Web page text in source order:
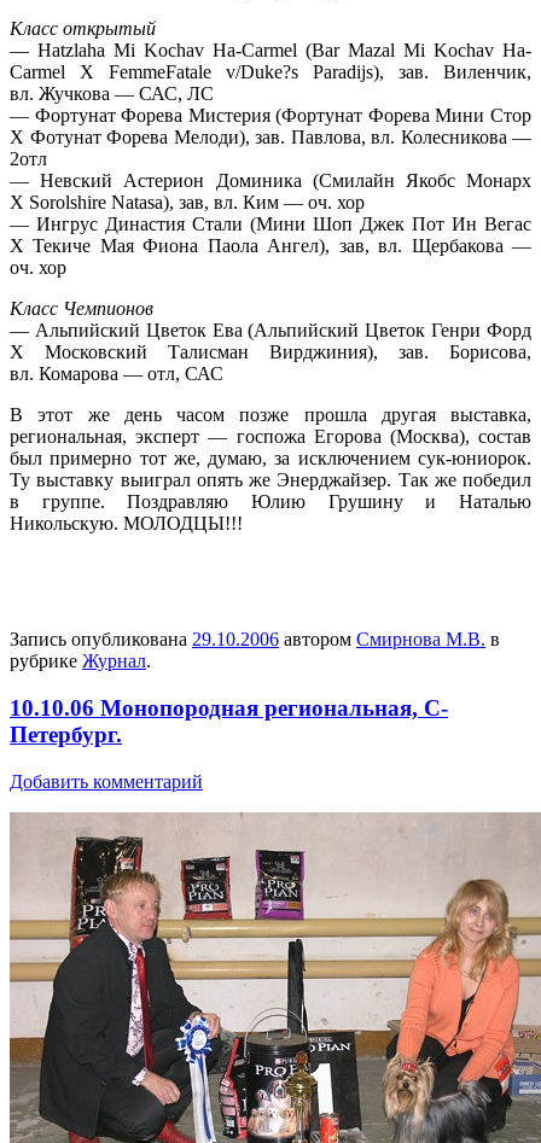
Класс открытый
— Hatzlaha Mi Kochav Ha-Carmel (Bar Mazal Mi Kochav Ha-
Carmel Х FemmeFatale v/Duke?s Paradijs), зав. Виленчик,
вл. Жучкова — САС, ЛС
— Фортунат Форева Мистерия (Фортунат Форева Мини Стор
Х Фотунат Форева Мелоди), зав. Павлова, вл. Колесникова —
2отл
— Невский Астерион Доминика (Смилайн Якобс Монарх
Х Sorolshire Natasa), зав, вл. Ким — оч. хор
— Ингрус Династия Стали (Мини Шоп Джек Пот Ин Вегас
Х Текиче Мая Фиона Паола Ангел), зав, вл. Щербакова —
оч. хор
Класс Чемпионов
— Альпийский Цветок Ева (Альпийский Цветок Генри Форд
Х Московский Талисман Вирджиния), зав. Борисова,
вл. Комарова — отл, САС
В этот же день часом позже прошла другая выставка,
региональная, эксперт — госпожа Егорова (Москва), состав
был примерно тот же, думаю, за исключением сук-юниорок.
Ту выставку выиграл опять же Энерджайзер. Так же победил
в группе. Поздравляю Юлию Грушину и Наталью
Никольскую. МОЛОДЦЫ!!!
Запись опубликована 29.10.2006 автором Смирнова М.В. в
рубрике Журнал.
10.10.06 Монопородная региональная, С-
Петербург.
Добавить комментарий